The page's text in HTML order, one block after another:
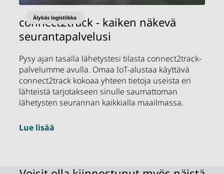
connect2track - kaiken näkevä
seurantapalvelusi
Pysy ajan tasalla lähetystesi tilasta connect2track-
palvelumme avulla. Omaa IoT-alustaa käyttävä
connect2track kokoaa yhteen tietoja useista eri
lähteistä tarjotakseen sinulle saumattoman
lähetysten seurannan kaikkialla maailmassa.
Lue lisää
Älykäs logistiikka